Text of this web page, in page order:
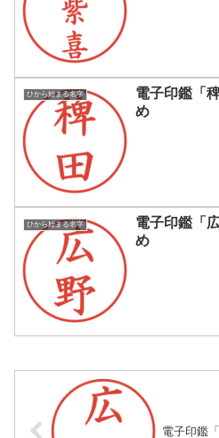
ひから始まる名字
電子印鑑「
め
ひから始まる名字
電子印鑑「
め
電子印鑑